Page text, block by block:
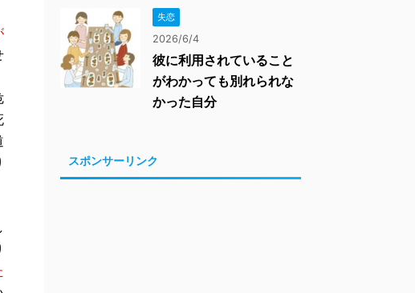
失恋
2026/6/4
彼に利用されていること
がわかっても別れられな
かった自分
スポンサーリンク